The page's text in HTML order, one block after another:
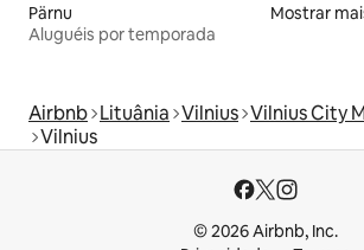
Pärnu
Aluguéis por temporada
Mostrar
Airbnb Lituânia Vilnius Vilnius City
Vilnius
© 2026 Airbnb, Inc.